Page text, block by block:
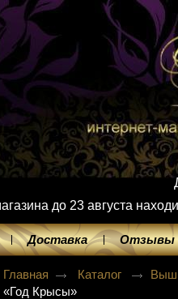
до 23 августа
Доставка Отзывы
Главная Каталог
«Год Крысы»